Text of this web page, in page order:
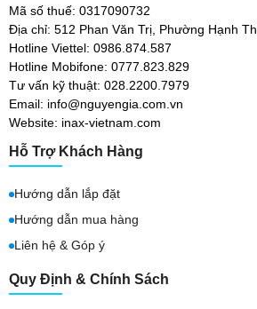
Mã số thuế: 0317090732
Địa chỉ: 512 Phan Văn Trị, Phường Hạnh
Hotline Viettel: 0986.874.587
Hotline Mobifone: 0777.823.829
Tư vấn kỹ thuật: 028.2200.7979
Email: info@nguyengia.com.vn
Website: inax-vietnam.com
Hỗ Trợ Khách Hàng
Hướng dẫn lắp đặt
Hướng dẫn mua hàng
Liên hệ & Góp ý
Quy Định & Chính Sách